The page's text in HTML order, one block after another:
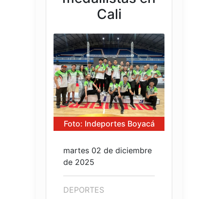
Cali
Foto: Indeportes Boyacá
martes 02 de diciembre
de 2025
DEPORTES